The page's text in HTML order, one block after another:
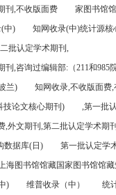
刊,不收版面费
家图书馆
中) 知网收录(中)统计源
批认定学术期刊,
刊,咨询过编辑部:（211和
兰)
知网收录,不收版面费
技论文核心期刊)
,第一批
,外文期刊,第二批认定学术期
数据库(日) 第一批认定学
海图书馆馆藏国家图书馆馆
)
维普收录（中） 统